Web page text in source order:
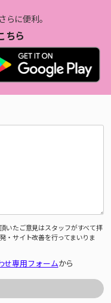
らに便利。
ちら
いたご意見はスタッフがすべて拝
・サイト改善を行ってまいりま
せ専用フォームから